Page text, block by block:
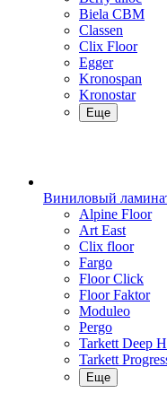
Biela CBM
Classen
Clix Floor
Egger
Kronospan
Kronostar
Еще
Виниловый
Alpine Floor
Art East
Clix floor
Fargo
Floor Click
Floor Faktor
Moduleo
Pergo
Tarkett Deep
Tarkett
Еще